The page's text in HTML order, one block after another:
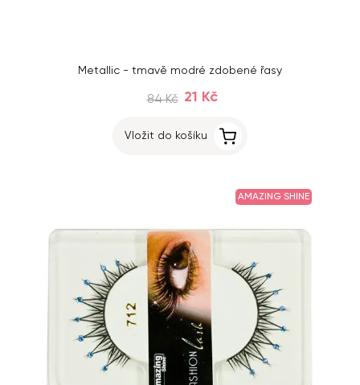
Metallic - tmavě modré zdobené řasy
84 Kč 21 Kč
Vložit do košíku
AMAZING SHINE